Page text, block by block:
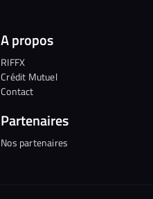
A propos
RIFFX
Crédit Mutuel
Contact
Partenaires
Nos partenaires